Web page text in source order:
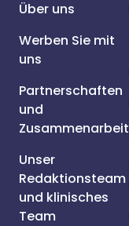
Über uns
Werben Sie mit
uns
Partnerschaften
und
Zusammenarbeit
Unser
Redaktionsteam
und klinisches
Team